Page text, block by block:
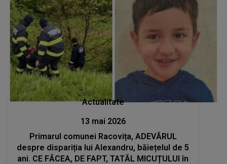
Actualitate
13 mai 2026
Primarul comunei Racovița, ADEVĂRUL
despre dispariția lui Alexandru, băiețelul de 5
ani. CE FĂCEA, DE FAPT, TATĂL MICUȚULUI în